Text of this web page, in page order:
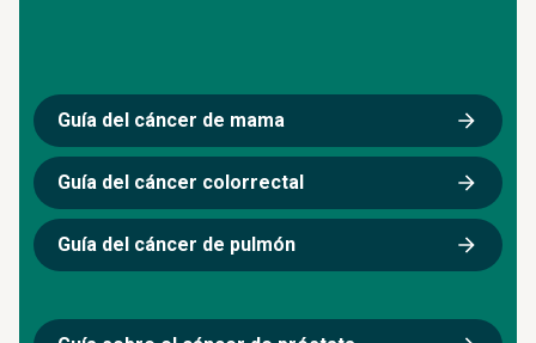
Guía del cáncer de mama
Guía del cáncer colorrectal
Guía del cáncer de pulmón